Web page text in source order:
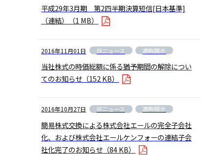
平成29年3月期 第2四半期決算短信[日本基準]
（連結）
（1 MB）
2016年11月01日 IRニュース 適時開示
当社株式の時価総額に係る猶予期間の解除につい
てのお知らせ （152 KB）
2016年10月27日 IRニュース 適時開示
簡易株式交換による株式会社エールの完全子会社
化、および株式会社エールケンフォーの連結子会
社化完了のお知らせ （84 KB）